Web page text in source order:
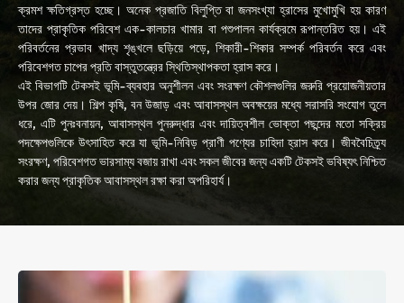
ক্রমশ ক্ষতিগ্রস্ত হচ্ছে। অনেক প্রজাতি বিলুপ্তি বা জনসংখ্যা হ্রাসের মুখোমুখি হয় কারণ
তাদের প্রাকৃতিক পরিবেশ এক-কালচার খামার বা পশুপালন কার্যক্রমে রূপান্তরিত হয়। এই
পরিবর্তনের প্রভাব খাদ্য শৃঙ্খলে ছড়িয়ে পড়ে, শিকারী-শিকার সম্পর্ক পরিবর্তন করে এবং
পরিবেশগত চাপের প্রতি বাস্তুতন্ত্রের স্থিতিস্থাপকতা হ্রাস করে।
এই বিভাগটি টেকসই ভূমি-ব্যবহার অনুশীলন এবং সংরক্ষণ কৌশলগুলির জরুরি প্রয়োজনীয়তার
উপর জোর দেয়। শিল্প কৃষি, বন উজাড় এবং আবাসস্থল অবক্ষয়ের মধ্যে সরাসরি সংযোগ তুলে
ধরে, এটি পুনঃবনায়ন, আবাসস্থল পুনরুদ্ধার এবং দায়িত্বশীল ভোক্তা পছন্দের মতো সক্রিয়
পদক্ষেপগুলিকে উৎসাহিত করে যা ভূমি-নিবিড় প্রাণী পণ্যের চাহিদা হ্রাস করে। জীববৈচিত্র্য
সংরক্ষণ, পরিবেশগত ভারসাম্য বজায় রাখা এবং সকল জীবের জন্য একটি টেকসই ভবিষ্যৎ নিশ্চিত
করার জন্য প্রাকৃতিক আবাসস্থল রক্ষা করা অপরিহার্য।